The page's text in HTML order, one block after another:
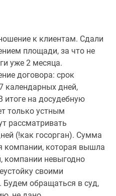
к клиентам. Сдали
площади, за что не
уже 2 месяца.
договора: срок
календарных дней,
итоге на досудебную
только устным
рассматривать
(!как госорган). Сумма
компании, которая вышла
компании невыгодно
своими
Будем обращаться в суд,